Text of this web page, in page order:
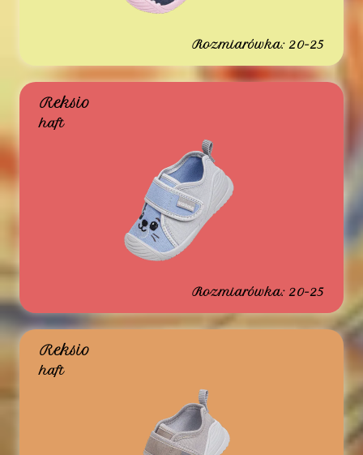
Rozmiarówka: 20-25
Reksio
haft
Rozmiarówka: 20-25
Reksio
haft